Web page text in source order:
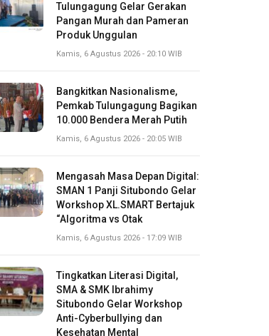
Tulungagung Gelar Gerakan
Pangan Murah dan Pameran
Produk Unggulan
Kamis, 6 Agustus 2026 - 20:10 WIB
Bangkitkan Nasionalisme,
Pemkab Tulungagung Bagikan
10.000 Bendera Merah Putih
Kamis, 6 Agustus 2026 - 20:05 WIB
Mengasah Masa Depan Digital:
SMAN 1 Panji Situbondo Gelar
Workshop XL.SMART Bertajuk
“Algoritma vs Otak
Kamis, 6 Agustus 2026 - 17:09 WIB
Tingkatkan Literasi Digital,
SMA & SMK Ibrahimy
Situbondo Gelar Workshop
Anti-Cyberbullying dan
Kesehatan Mental